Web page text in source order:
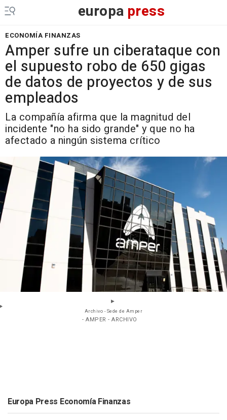
europa press
ECONOMÍA FINANZAS
Amper sufre un ciberataque con
el supuesto robo de 650 gigas
de datos de proyectos y de sus
empleados
La compañía afirma que la magnitud del
incidente "no ha sido grande" y que no ha
afectado a ningún sistema crítico
Archivo - Sede de Amper
- AMPER - ARCHIVO
Europa Press Economía Finanzas